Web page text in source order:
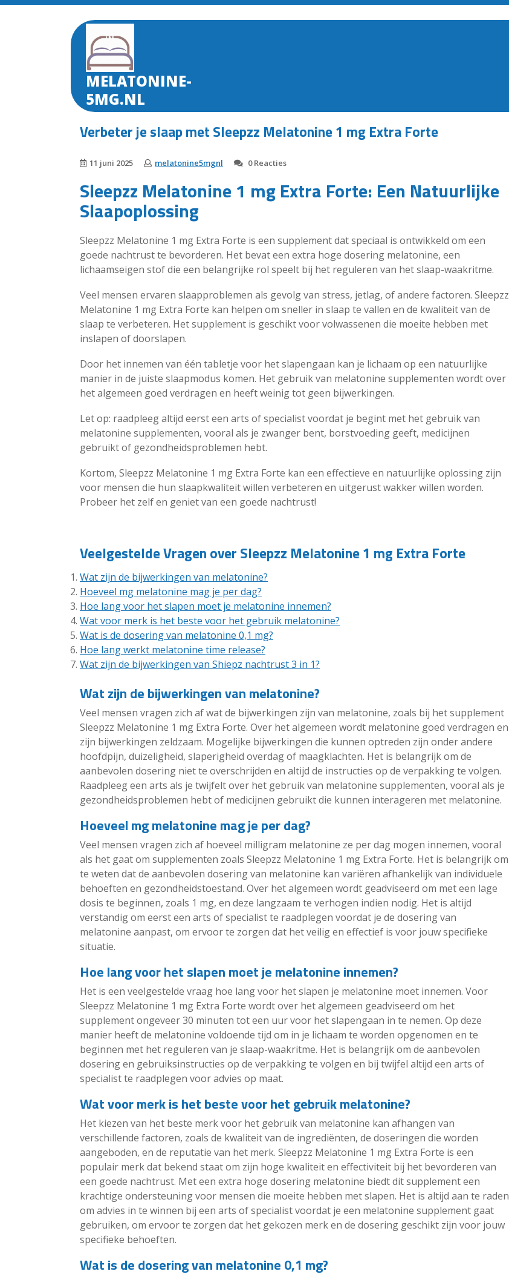
Skip
MELATONINE-
5MG.NL
Verbeter je slaap met Sleepzz Melatonine 1 mg Extra Forte
11 juni 2025 melatonine5mgnl 0 Reacties
Sleepzz Melatonine 1 mg Extra Forte: Een Natuurlijke
Slaapoplossing
Sleepzz Melatonine 1 mg Extra Forte is een supplement dat speciaal is ontwikkeld om een
goede nachtrust te bevorderen. Het bevat een extra hoge dosering melatonine, een
lichaamseigen stof die een belangrijke rol speelt bij het reguleren van het slaap-waakritme.
Veel mensen ervaren slaapproblemen als gevolg van stress, jetlag, of andere factoren. Sleepzz
Melatonine 1 mg Extra Forte kan helpen om sneller in slaap te vallen en de kwaliteit van de
slaap te verbeteren. Het supplement is geschikt voor volwassenen die moeite hebben met
inslapen of doorslapen.
Door het innemen van één tabletje voor het slapengaan kan je lichaam op een natuurlijke
manier in de juiste slaapmodus komen. Het gebruik van melatonine supplementen wordt over
het algemeen goed verdragen en heeft weinig tot geen bijwerkingen.
Let op: raadpleeg altijd eerst een arts of specialist voordat je begint met het gebruik van
melatonine supplementen, vooral als je zwanger bent, borstvoeding geeft, medicijnen
gebruikt of gezondheidsproblemen hebt.
Kortom, Sleepzz Melatonine 1 mg Extra Forte kan een effectieve en natuurlijke oplossing zijn
voor mensen die hun slaapkwaliteit willen verbeteren en uitgerust wakker willen worden.
Probeer het zelf en geniet van een goede nachtrust!
Veelgestelde Vragen over Sleepzz Melatonine 1 mg Extra Forte
Wat zijn de bijwerkingen van melatonine?
Hoeveel mg melatonine mag je per dag?
Hoe lang voor het slapen moet je melatonine innemen?
Wat voor merk is het beste voor het gebruik melatonine?
Wat is de dosering van melatonine 0,1 mg?
Hoe lang werkt melatonine time release?
Wat zijn de bijwerkingen van Shiepz nachtrust 3 in 1?
Wat zijn de bijwerkingen van melatonine?
Veel mensen vragen zich af wat de bijwerkingen zijn van melatonine, zoals bij het supplement
Sleepzz Melatonine 1 mg Extra Forte. Over het algemeen wordt melatonine goed verdragen en
zijn bijwerkingen zeldzaam. Mogelijke bijwerkingen die kunnen optreden zijn onder andere
hoofdpijn, duizeligheid, slaperigheid overdag of maagklachten. Het is belangrijk om de
aanbevolen dosering niet te overschrijden en altijd de instructies op de verpakking te volgen.
Raadpleeg een arts als je twijfelt over het gebruik van melatonine supplementen, vooral als je
gezondheidsproblemen hebt of medicijnen gebruikt die kunnen interageren met melatonine.
Hoeveel mg melatonine mag je per dag?
Veel mensen vragen zich af hoeveel milligram melatonine ze per dag mogen innemen, vooral
als het gaat om supplementen zoals Sleepzz Melatonine 1 mg Extra Forte. Het is belangrijk om
te weten dat de aanbevolen dosering van melatonine kan variëren afhankelijk van individuele
behoeften en gezondheidstoestand. Over het algemeen wordt geadviseerd om met een lage
dosis te beginnen, zoals 1 mg, en deze langzaam te verhogen indien nodig. Het is altijd
verstandig om eerst een arts of specialist te raadplegen voordat je de dosering van
melatonine aanpast, om ervoor te zorgen dat het veilig en effectief is voor jouw specifieke
situatie.
Hoe lang voor het slapen moet je melatonine innemen?
Het is een veelgestelde vraag hoe lang voor het slapen je melatonine moet innemen. Voor
Sleepzz Melatonine 1 mg Extra Forte wordt over het algemeen geadviseerd om het
supplement ongeveer 30 minuten tot een uur voor het slapengaan in te nemen. Op deze
manier heeft de melatonine voldoende tijd om in je lichaam te worden opgenomen en te
beginnen met het reguleren van je slaap-waakritme. Het is belangrijk om de aanbevolen
dosering en gebruiksinstructies op de verpakking te volgen en bij twijfel altijd een arts of
specialist te raadplegen voor advies op maat.
Wat voor merk is het beste voor het gebruik melatonine?
Het kiezen van het beste merk voor het gebruik van melatonine kan afhangen van
verschillende factoren, zoals de kwaliteit van de ingrediënten, de doseringen die worden
aangeboden, en de reputatie van het merk. Sleepzz Melatonine 1 mg Extra Forte is een
populair merk dat bekend staat om zijn hoge kwaliteit en effectiviteit bij het bevorderen van
een goede nachtrust. Met een extra hoge dosering melatonine biedt dit supplement een
krachtige ondersteuning voor mensen die moeite hebben met slapen. Het is altijd aan te raden
om advies in te winnen bij een arts of specialist voordat je een melatonine supplement gaat
gebruiken, om ervoor te zorgen dat het gekozen merk en de dosering geschikt zijn voor jouw
specifieke behoeften.
Wat is de dosering van melatonine 0,1 mg?